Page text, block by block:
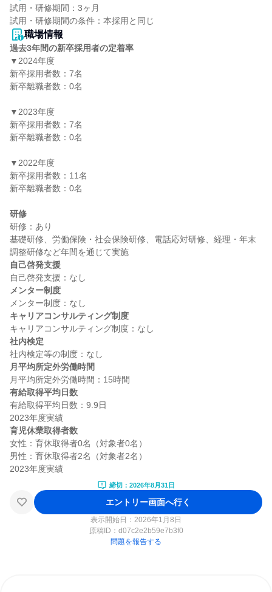
試用・研修期間：3ヶ月
職場情報
過去3年間の新卒採用者の定着率
▼2024年度
新卒採用者数：7名
新卒離職者数：0名
▼2023年度
新卒採用者数：7名
新卒離職者数：0名
▼2022年度
新卒採用者数：11名
新卒離職者数：0名
研修
研修：あり
基礎研修、労働保険・社会保険研修、電話応対研修、経理・年末
自己啓発支援
メンター制度
キャリアコンサルティング制度
社内検定
月平均所定外労働時間
有給取得平均日数
有給取得平均日数：9.9日
育児休業取得者数
女性：育休取得者0名（対象者0名）
男性：育休取得者2名（対象者2名）
締切：2026年8月31日
エントリー画面へ行く
表示開始日：2026年1月8日
原稿ID： d07c2e2b59e7b3f0
問題を報告する